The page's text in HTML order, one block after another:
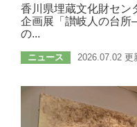
香川県埋蔵文化財セン
企画展「讃岐人の台
の...
ニュース 2026.07.02 更